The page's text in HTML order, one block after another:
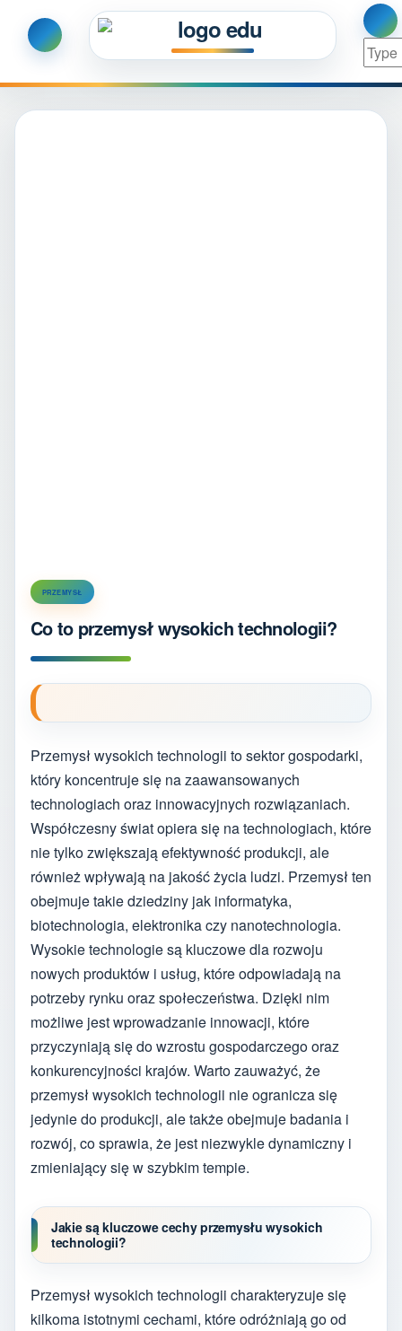
PRZEMYSŁ
Co to przemysł wysokich technologii?
Przemysł wysokich technologii to sektor gospodarki,
który koncentruje się na zaawansowanych
technologiach oraz innowacyjnych rozwiązaniach.
Współczesny świat opiera się na technologiach, które
nie tylko zwiększają efektywność produkcji, ale
również wpływają na jakość życia ludzi. Przemysł ten
obejmuje takie dziedziny jak informatyka,
biotechnologia, elektronika czy nanotechnologia.
Wysokie technologie są kluczowe dla rozwoju
nowych produktów i usług, które odpowiadają na
potrzeby rynku oraz społeczeństwa. Dzięki nim
możliwe jest wprowadzanie innowacji, które
przyczyniają się do wzrostu gospodarczego oraz
konkurencyjności krajów. Warto zauważyć, że
przemysł wysokich technologii nie ogranicza się
jedynie do produkcji, ale także obejmuje badania i
rozwój, co sprawia, że jest niezwykle dynamiczny i
zmieniający się w szybkim tempie.
Jakie są kluczowe cechy przemysłu wysokich
technologii?
Przemysł wysokich technologii charakteryzuje się
kilkoma istotnymi cechami, które odróżniają go od